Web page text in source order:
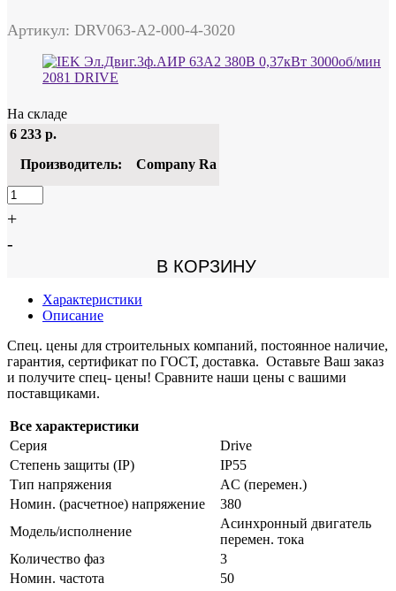
Артикул: DRV063-A2-000-4-3020
На складе
6 233 р.
Производитель:
Company Ra
+
-
В КОРЗИНУ
Характеристики
Описание
Спец. цены для строительных компаний, постоянное наличие,
гарантия, сертификат по ГОСТ, доставка. Оставьте Ваш заказ
и получите спец- цены! Сравните наши цены с вашими
поставщиками.
Все характеристики
Серия
Drive
Степень защиты (IP)
IP55
Тип напряжения
AC (перемен.)
Номин. (расчетное) напряжение
380
Модель/исполнение
Асинхронный двигатель
перемен. тока
Количество фаз
3
Номин. частота
50